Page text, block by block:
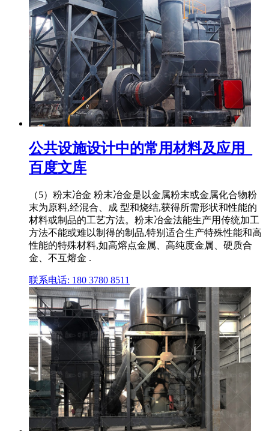
公共设施设计中的常用材料及应用_
百度文库
（5）粉末冶金 粉末冶金是以金属粉末或金属化合物粉
末为原料,经混合、成 型和烧结,获得所需形状和性能的
材料或制品的工艺方法。粉末冶金法能生产用传统加工
方法不能或难以制得的制品,特别适合生产特殊性能和高
性能的特殊材料,如高熔点金属、高纯度金属、硬质合
金、不互熔金 .
联系电话: 180 3780 8511